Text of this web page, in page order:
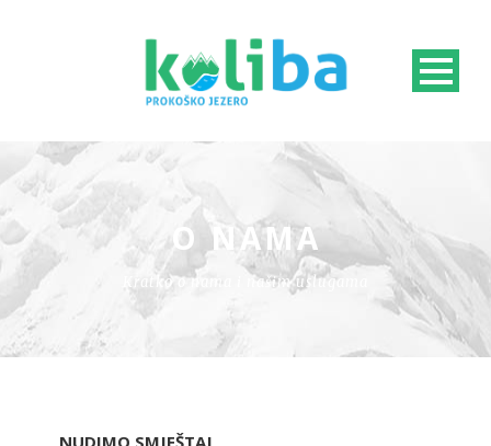
O NAMA
Kratko o nama i našim uslugama